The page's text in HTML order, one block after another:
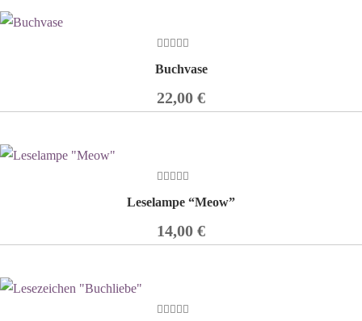
out
5
Buchvase
22,00 €
out
5
Leselampe “Meow”
14,00 €